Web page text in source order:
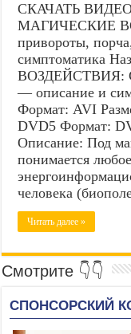
СКАЧАТЬ ВИДЕО
МАГИЧЕСКИЕ
привороты,
симптоматика
ВОЗДЕЙСТВИЯ:
— описание и
Формат: AVI
DVD5 Формат:
Описание: Под
понимается
человека
Читать далее »
Смотрите 👇👇